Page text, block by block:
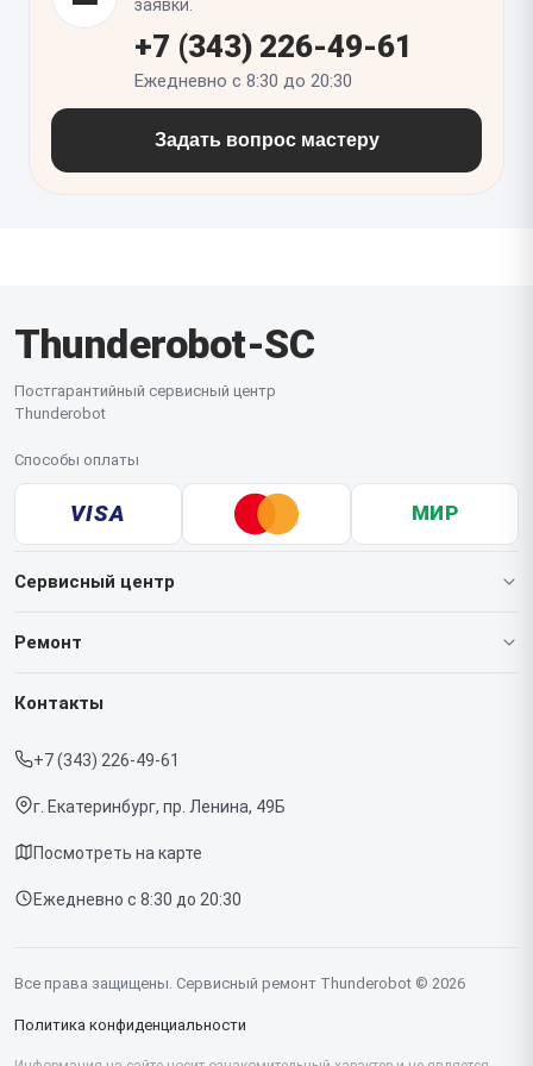
может потребоваться настройка BIOS или
перепроверка совместимости отдельных
компонентов.
заявки.
+7 (343) 226-49-61
Ежедневно с 8:30 до 20:30
Задать вопрос мастеру
Thunderobot-SC
Постгарантийный сервисный центр
Thunderobot
Способы оплаты
VISA МИР
Сервисный центр
О нашем сервисе
Срочный ремонт
Доставка и способы оплаты
Диагностика
Контакты
Ремонт
Ноутбуков
Контакты
+7 (343) 226-49-61
г. Екатеринбург, пр. Ленина, 49Б
Посмотреть на карте
Ежедневно с 8:30 до 20:30
Все права защищены. Сервисный ремонт Thunderobot © 2026
Политика конфиденциальности